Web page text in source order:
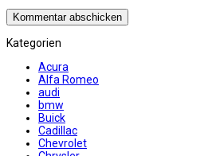
Kategorien
Acura
Alfa Romeo
audi
bmw
Buick
Cadillac
Chevrolet